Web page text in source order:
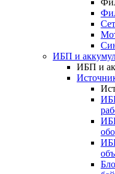
ИБП и
ИБП и